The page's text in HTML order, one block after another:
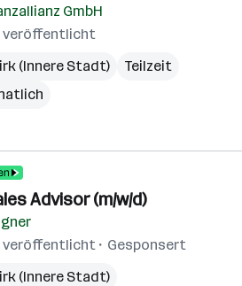
GmbH
veröffentlicht
(Innere Stadt)
Teilzeit
Advisor (m/w/d)
veröffentlicht
Gesponsert
(Innere Stadt)